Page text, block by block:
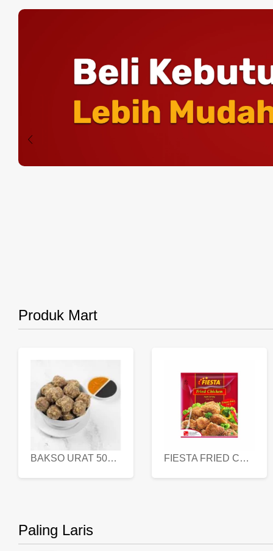
Produk Mart
BAKSO URAT 500 GR FIESTA FRIED CHICKEN 500 GR
Paling Laris